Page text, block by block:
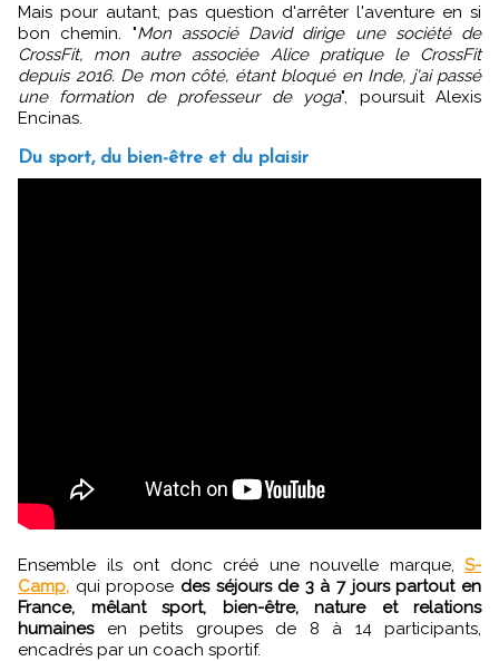
Mais pour autant, pas question d'arrêter l'aventure en si
bon chemin. "Mon associé David dirige une société de
CrossFit, mon autre associée Alice pratique le CrossFit
depuis 2016. De mon côté, étant bloqué en Inde, j'ai passé
une formation de professeur de yoga", poursuit Alexis
Encinas.
Du sport, du bien-être et du plaisir
Ensemble ils ont donc créé une nouvelle marque, S-
Camp, qui propose des séjours de 3 à 7 jours partout en
France, mêlant sport, bien-être, nature et relations
humainesen petits groupes de 8 à 14 participants,
encadrés par un coach sportif.